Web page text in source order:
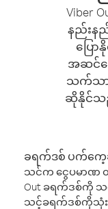
Viber
နည်းနည်
ပြေ
အဆင်ပ
သက်သာသ
ဆိုနိုင်သ
ခရက်ဒစ် ပက်ကေ့ခ
သင်က ငွေပမာဏ
Out ခရက်ဒစ်ကို
သင့်ခရက်ဒစ်ကိုသုံး၍